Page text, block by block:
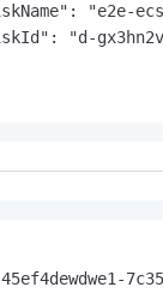
"e2e-
"d-